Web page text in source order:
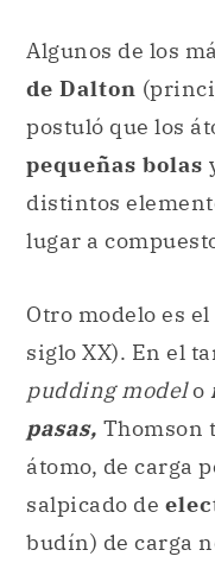
distintos
lugar a
Otro modelo es
siglo XX). En el
pudding modelo
átomo, de carga
salpicado de
budín) de carga
Un tercer
(década del «20
denominado